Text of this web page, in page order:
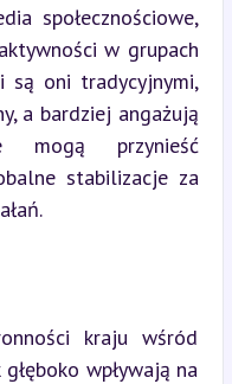
społecznościowe,
w grupach
są oni tradycyjnymi,
a bardziej angażują
przynieść
stabilizacje za
kraju wśród
wpływają na